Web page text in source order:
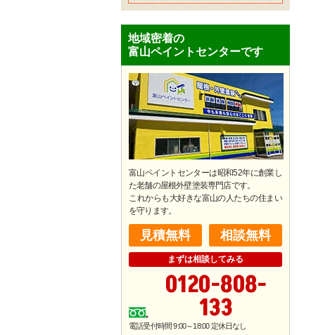
地域密着の
富山ペイントセンターです
富山ペイントセンターは昭和52年に創業し
た老舗の屋根外壁塗装専門店です。
​これからも大好きな富山の人たちの住まい
を守ります。
見積無料 相談無料
まずは相談してみる
0120-808-
133
電話受付時間 9:00～18:00 定休日なし